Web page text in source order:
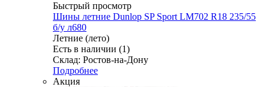
Быстрый просмотр
Шины летние Dunlop SP Sport LM702 R18 235/55
б/у л680
Летние (лето)
Есть в наличии (1)
Склад: Ростов-на-Дону
Подробнее
Акция